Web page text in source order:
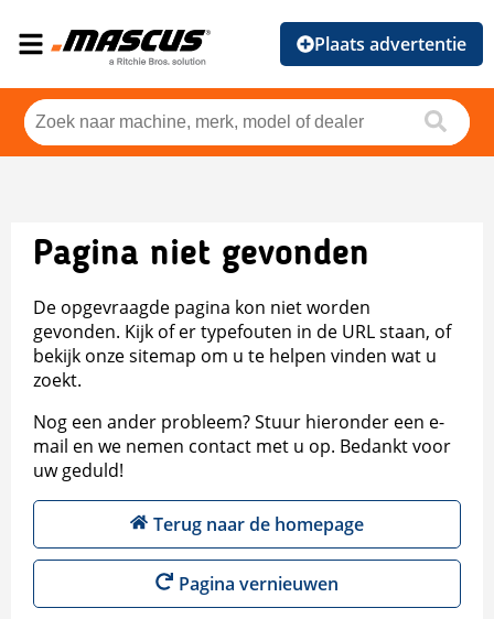
Plaats advertentie
Pagina niet gevonden
De opgevraagde pagina kon niet worden
gevonden. Kijk of er typefouten in de URL staan, of
bekijk onze sitemap om u te helpen vinden wat u
zoekt.
Nog een ander probleem? Stuur hieronder een e-
mail en we nemen contact met u op. Bedankt voor
uw geduld!
Terug naar de homepage
Pagina vernieuwen